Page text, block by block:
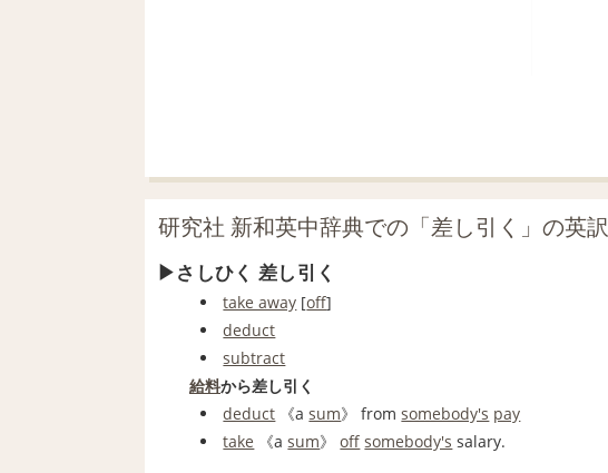
研究社 新和英中辞典での「差し引く」の英訳
さしひく 差し引く
take away [off]
deduct
subtract
給料から差し引く
deduct 《asum》 fromsomebody's pay
take 《asum》off somebody's salary.